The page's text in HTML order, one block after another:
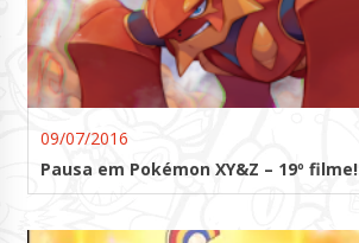
09/07/2016
Pausa em Pokémon XY&Z – 19º filme!